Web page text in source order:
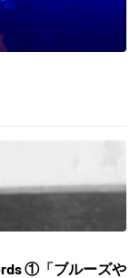
①「ブルーズや